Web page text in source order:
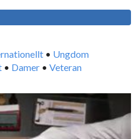
• Ungdom
• Damer • Veteran